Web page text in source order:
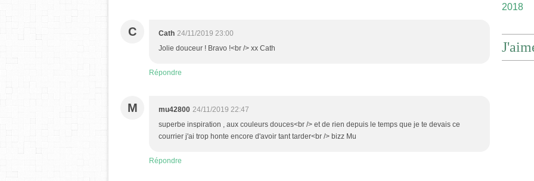
C Cath 24/11/2019 23:00
Jolie douceur ! Bravo !<br /> xx Cath
Répondre
M mu42800 24/11/2019 22:47
superbe inspiration , aux couleurs douces<br /> et de rien depuis le temps que je te devais ce
courrier j'ai trop honte encore d'avoir tant tarder<br /> bizz Mu
Répondre
2018